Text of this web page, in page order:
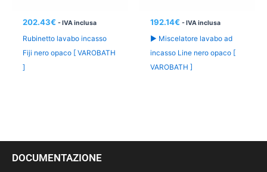
202.43€ - IVA inclusa
Rubinetto lavabo incasso
Fiji nero opaco [ VAROBATH
]
192.14€ - IVA inclusa
► Miscelatore lavabo ad
incasso Line nero opaco [
VAROBATH ]
DOCUMENTAZIONE